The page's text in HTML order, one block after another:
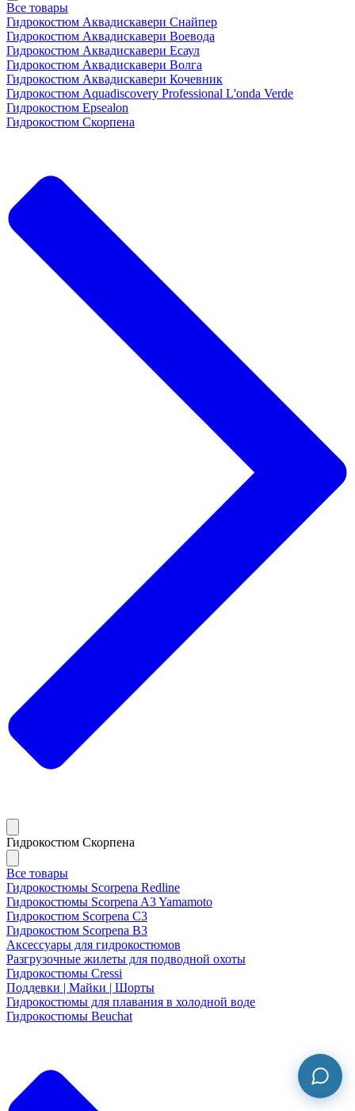
Все товары
Гидрокостюм Аквадискавери Снайпер
Гидрокостюм Аквадискавери Воевода
Гидрокостюм Аквадискавери Есаул
Гидрокостюм Аквадискавери Волга
Гидрокостюм Аквадискавери Кочевник
Гидрокостюм Aquadiscovery Professional L'onda Verde
Гидрокостюм Epsealon
Гидрокостюм Скорпена
Гидрокостюм Скорпена
Все товары
Гидрокостюмы Scorpena Redline
Гидрокостюмы Scorpena A3 Yamamoto
Гидрокостюм Scorpena C3
Гидрокостюм Scorpena B3
Аксессуары для гидрокостюмов
Разгрузочные жилеты для подводной охоты
Гидрокостюмы Cressi
Поддевки | Майки | Шорты
Гидрокостюмы для плавания в холодной воде
Гидрокостюмы Beuchat